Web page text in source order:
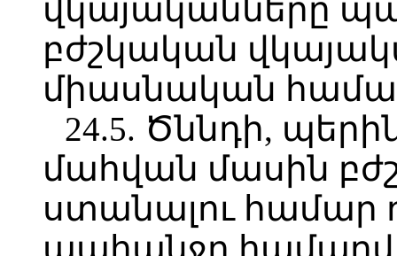
վկայականները
բժշկական
միասնական
24.5. Ծննդի,
մահվան մասին
ստանալու համար